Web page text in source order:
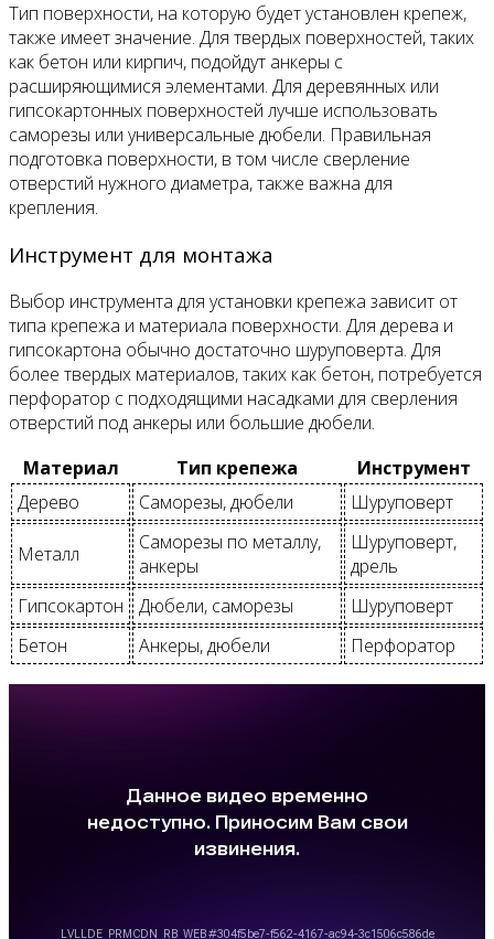
Тип поверхности, на которую будет установлен крепеж,
также имеет значение. Для твердых поверхностей, таких
как бетон или кирпич, подойдут анкеры с
расширяющимися элементами. Для деревянных или
гипсокартонных поверхностей лучше использовать
саморезы или универсальные дюбели. Правильная
подготовка поверхности, в том числе сверление
отверстий нужного диаметра, также важна для
крепления.
Инструмент для монтажа
Выбор инструмента для установки крепежа зависит от
типа крепежа и материала поверхности. Для дерева и
гипсокартона обычно достаточно шуруповерта. Для
более твердых материалов, таких как бетон, потребуется
перфоратор с подходящими насадками для сверления
отверстий под анкеры или большие дюбели.
Материал
Тип крепежа
Инструмент
Дерево
Саморезы, дюбели Шуруповерт
Металл
Саморезы по металлу,
анкеры
Шуруповерт,
дрель
Гипсокартон
Дюбели, саморезы
Шуруповерт
Бетон
Анкеры, дюбели Перфоратор